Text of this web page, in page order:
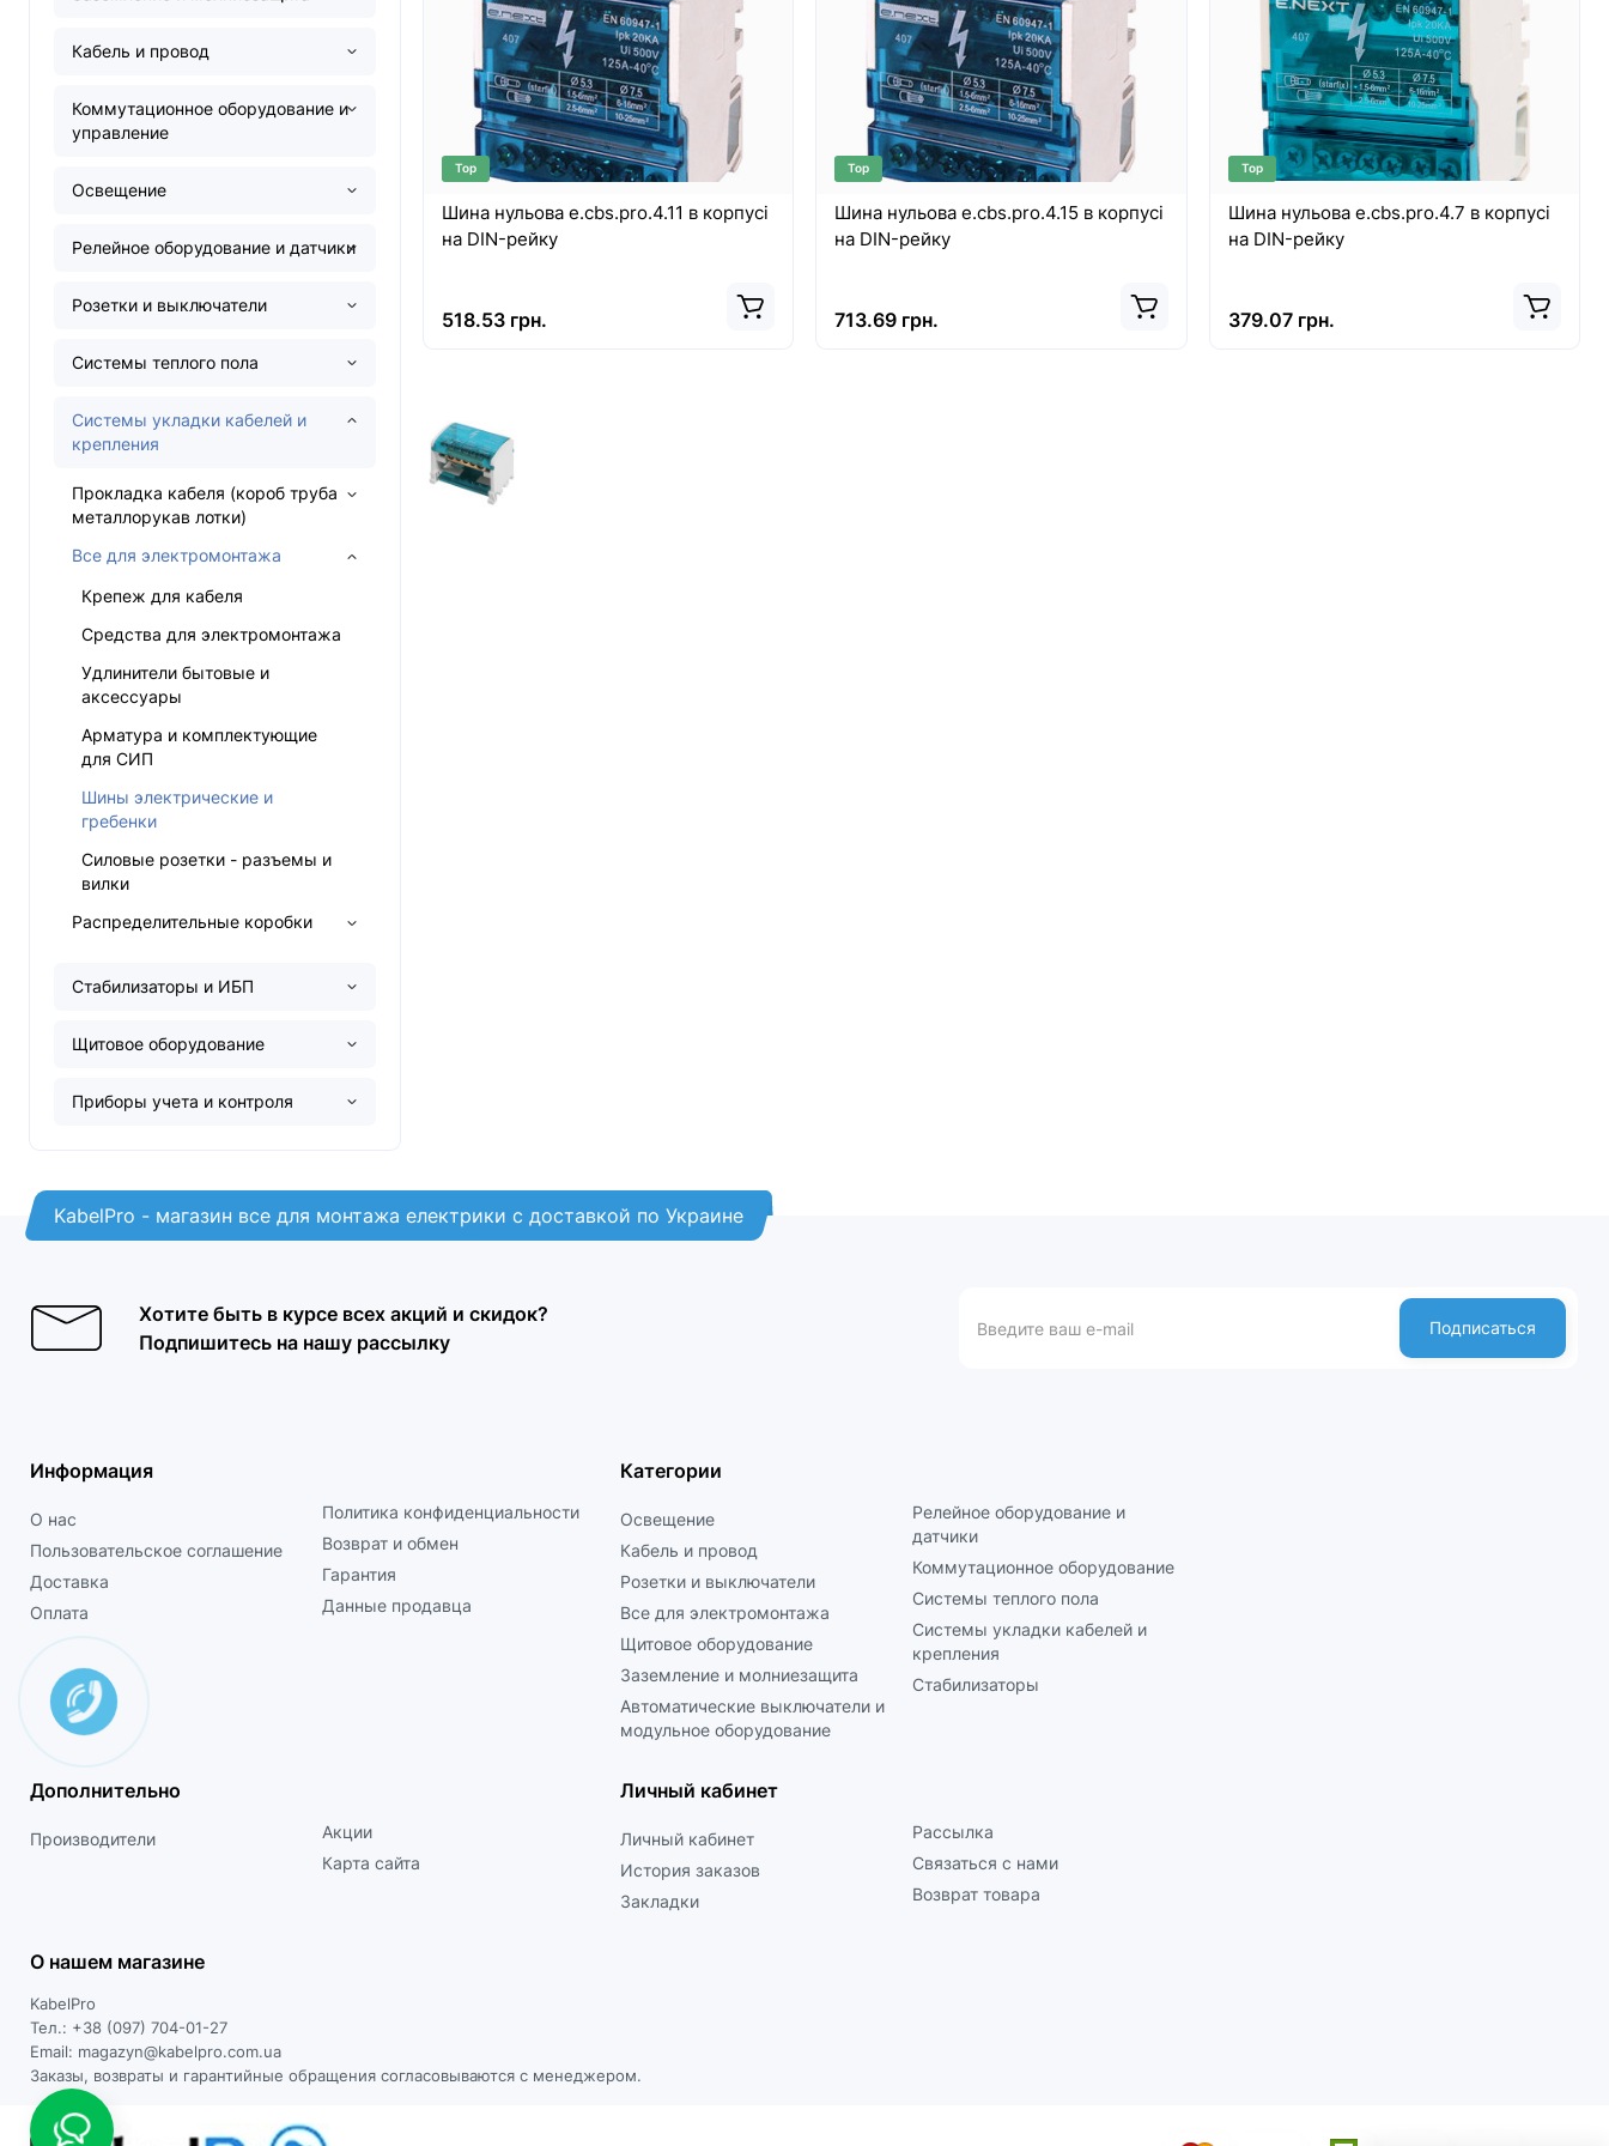
Кабель и провод
Коммутационное оборудование и
управление
Освещение
Релейное оборудование и датчики
Розетки и выключатели
Системы теплого пола
Системы укладки кабелей и
крепления
Прокладка кабеля (короб труба
металлорукав лотки)
Все для электромонтажа
Крепеж для кабеля
Средства для электромонтажа
Удлинители бытовые и
аксессуары
Арматура и комплектующие
для СИП
Шины электрические и
гребенки
Силовые розетки - разъемы и
вилки
Распределительные коробки
Стабилизаторы и ИБП
Щитовое оборудование
Приборы учета и контроля
Top
Шина нульова e.cbs.pro.4.11 в корпусі
на DIN-рейку
518.53 грн.
Top
Шина нульова e.cbs.pro.4.15 в корпусі
на DIN-рейку
713.69 грн.
Top
Шина нульова e.cbs.pro.4.7 в корпусі
на DIN-рейку
379.07 грн.
KabelPro - магазин все для монтажа електрики с доставкой по Украине
Хотите быть в курсе всех акций и скидок?
Подпишитесь на нашу рассылку
Подписаться
Информация
О нас
Пользовательское соглашение
Доставка
Оплата
Политика конфиденциальности
Возврат и обмен
Гарантия
Данные продавца
Категории
Освещение
Кабель и провод
Розетки и выключатели
Все для электромонтажа
Щитовое оборудование
Заземление и молниезащита
Автоматические выключатели и
модульное оборудование
Релейное оборудование и
датчики
Коммутационное оборудование
Системы теплого пола
Системы укладки кабелей и
крепления
Стабилизаторы
Дополнительно
Производители
Акции
Карта сайта
Личный кабинет
Личный кабинет
История заказов
Закладки
Рассылка
Связаться с нами
Возврат товара
О нашем магазине
KabelPro
Тел.: +38 (097) 704-01-27
Email: magazyn@kabelpro.com.ua
Заказы, возвраты и гарантийные обращения согласовываются с менеджером.